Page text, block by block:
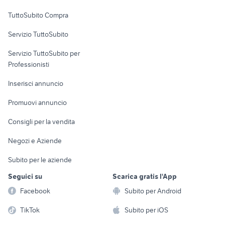
Informatica
Console e
Fotografia
Telefonia
Biciclette
TuttoSubito Compra
Servizio TuttoSubito
Servizio TuttoSubito per
Professionisti
Inserisci annuncio
Promuovi annuncio
Consigli per la vendita
Negozi e Aziende
Subito per le aziende
Seguici su
Facebook
TikTok
Scarica gratis l'App
Subito per Android
Subito per iOS